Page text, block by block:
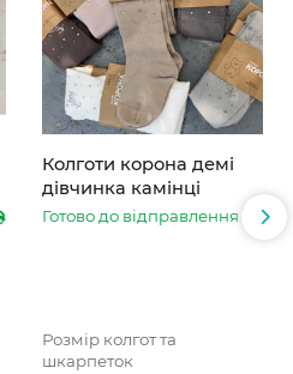
Колготи корона демі
дівчинка камінці
Готово до відправлення
Розмір колгот та
шкарпеток